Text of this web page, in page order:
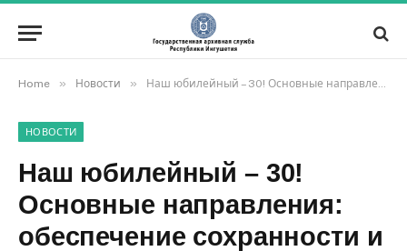
Home » Новости » Наш юбилейный – 30! Основные направления: обеспечение сохранности и госучет архивных документов
НОВОСТИ
Наш юбилейный – 30!
Основные направления:
обеспечение сохранности и